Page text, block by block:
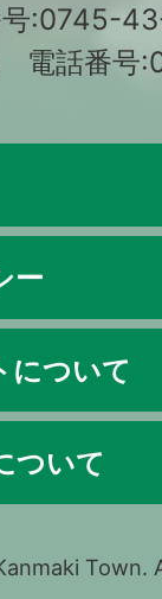
:0745-
電話番号
ー
について
ついて
Town.